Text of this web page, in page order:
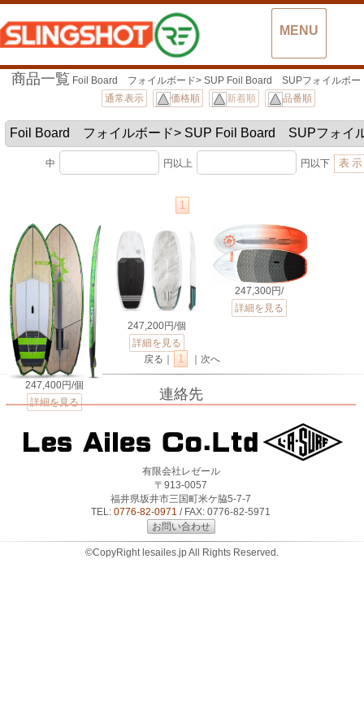
MENU
商品一覧 Foil Board フォイルボード> SUP Foil Board SUPフォイルボー
通常表示
価格順 新着順 品番順
中 円以上 円以下
1
247,400円/個
詳細を見る
247,200円/個
詳細を見る
247,300円/
詳細を見る
戻る｜ 1 ｜次へ
連絡先
有限会社レゼール
〒913-0057
福井県坂井市三国町米ケ脇5-7-7
TEL:0776-82-0971 / FAX: 0776-82-5971
お問い合わせ
©CopyRight lesailes.jp All Rights Reserved.